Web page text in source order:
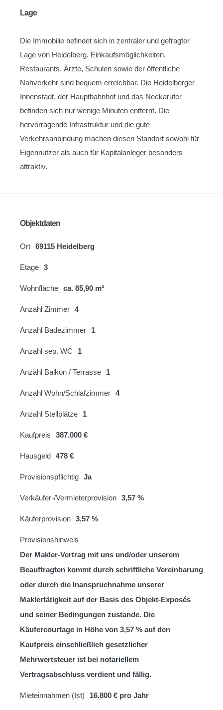
Lage
Die Immobilie befindet sich in zentraler und gefragter
Lage von Heidelberg. Einkaufsmöglichkeiten,
Restaurants, Ärzte, Schulen sowie der öffentliche
Nahverkehr sind bequem erreichbar. Die Heidelberger
Innenstadt, der Hauptbahnhof und das Neckarufer
befinden sich nur wenige Minuten entfernt. Die
hervorragende Infrastruktur und die gute
Verkehrsanbindung machen diesen Standort sowohl für
Eigennutzer als auch für Kapitalanleger besonders
attraktiv.
Objektdaten
Ort 69115 Heidelberg
Etage 3
Wohnfläche ca. 85,90 m²
Anzahl Zimmer 4
Anzahl Badezimmer 1
Anzahl sep. WC 1
Anzahl Balkon / Terrasse 1
Anzahl Wohn/Schlafzimmer 4
Anzahl Stellplätze 1
Kaufpreis 387.000 €
Hausgeld 478 €
Provisionspflichtig Ja
Verkäufer-/Vermieterprovision 3,57 %
Käuferprovision 3,57 %
Provisionshinweis
Der Makler-Vertrag mit uns und/oder unserem
Beauftragten kommt durch schriftliche Vereinbarung
oder durch die Inanspruchnahme unserer
Maklertätigkeit auf der Basis des Objekt-Exposés
und seiner Bedingungen zustande. Die
Käufercourtage in Höhe von 3,57 % auf den
Kaufpreis einschließlich gesetzlicher
Mehrwertsteuer ist bei notariellem
Vertragsabschluss verdient und fällig.
Mieteinnahmen (Ist) 16.800 € pro Jahr